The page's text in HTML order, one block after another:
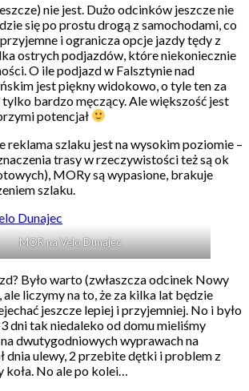
nie jest. Dużo odcinków jeszcze nie
się po prostu drogą z samochodami, co
i ogranicza opcje jazdy tędy z
ostrych podjazdów, które niekoniecznie
O ile podjazd w Falsztynie nad
jest piękny widokowo, o tyle ten za
bardzo męczący. Ale większość jest
potencjał
reklama szlaku jest na wysokim poziomie –
trasy w rzeczywistości też są ok
MORy są wypasione, brakuje
szlaku.
MOR na Velo Dunajec
Było warto (zwłaszcza odcinek Nowy
ale liczymy na to, że za kilka lat będzie
jeszcze lepiej i przyjemniej. No i było
dni tak niedaleko od domu mieliśmy
dwutygodniowych wyprawach na
dnia ulewy, 2 przebite dętki i problem z
koła. No ale po kolei…